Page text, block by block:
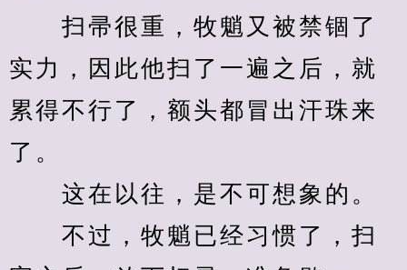
扫帚很重，牧魈又被禁锢了
实力，因此他扫了一遍之后，就
累得不行了，额头都冒出汗珠来
了。
这在以往，是不可想象的。
不过，牧魈已经习惯了，扫